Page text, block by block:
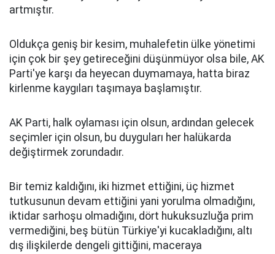
artmıştır.
Oldukça geniş bir kesim, muhalefetin ülke yönetimi
için çok bir şey getireceğini düşünmüyor olsa bile, AK
Parti'ye karşı da heyecan duymamaya, hatta biraz
kirlenme kaygıları taşımaya başlamıştır.
AK Parti, halk oylaması için olsun, ardından gelecek
seçimler için olsun, bu duyguları her halükarda
değiştirmek zorundadır.
Bir temiz kaldığını, iki hizmet ettiğini, üç hizmet
tutkusunun devam ettiğini yani yorulma olmadığını,
iktidar sarhoşu olmadığını, dört hukuksuzluğa prim
vermediğini, beş bütün Türkiye'yi kucakladığını, altı
dış ilişkilerde dengeli gittiğini, maceraya